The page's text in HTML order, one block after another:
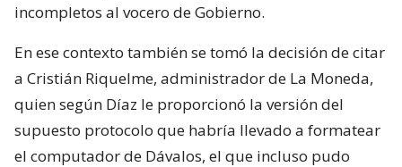
incompletos al vocero de Gobierno.
En ese contexto también se tomó la decisión de citar
a Cristián Riquelme, administrador de La Moneda,
quien según Díaz le proporcionó la versión del
supuesto protocolo que habría llevado a formatear
el computador de Dávalos, el que incluso pudo